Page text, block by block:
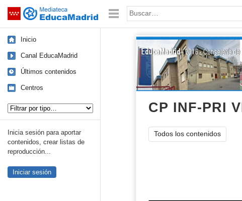
Saltar navegación Palabra o frase:
Inicio
Canal EducaMadrid
Últimos contenidos
Centros
Inicia sesión para aportar
contenidos, crear listas de
reproducción...
Iniciar sesión
CP INF-PRI
Todos los contenidos